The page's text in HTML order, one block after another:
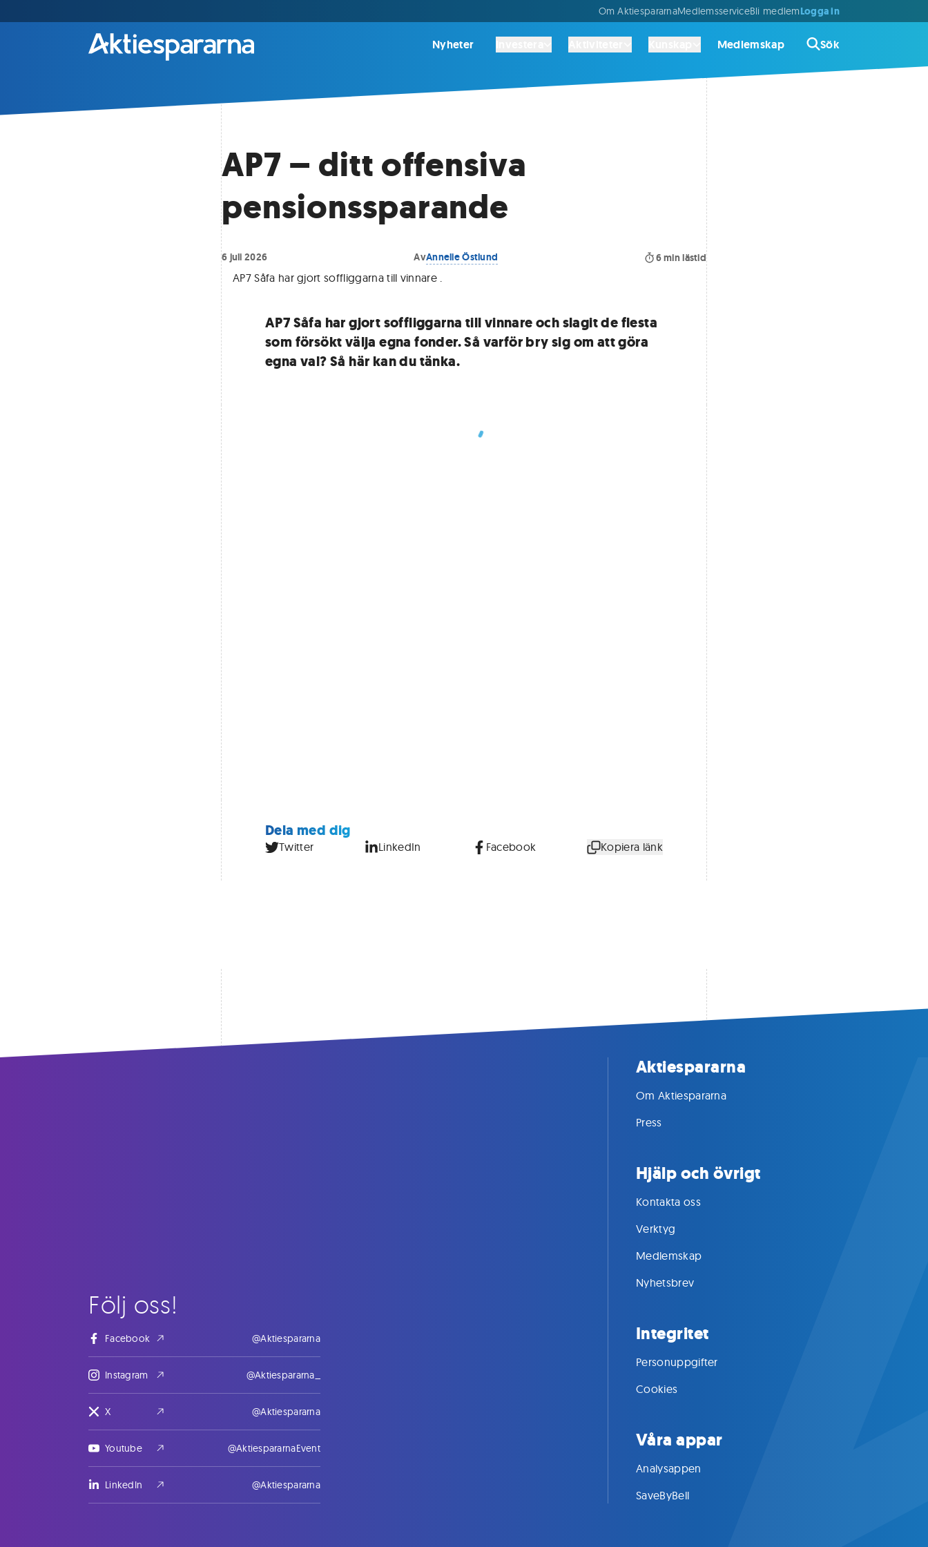
Om AktiespararnaMedlemsserviceBli medlemLogga in
Nyheter Medlemskap Sök
AP7 – ditt offensiva
pensionssparande
6 juli 2026 AvAnnelie Östlund 6min lästid
AP7 Såfa har gjort soffliggarna till vinnare .
AP7 Såfa har gjort soffliggarna till vinnare och slagit de flesta
som försökt välja egna fonder. Så varför bry sig om att göra
egna val? Så här kan du tänka.
Dela med dig
Twitter LinkedIn Facebook Kopiera länk
Följ oss!
Facebook @Aktiespararna
Instagram @Aktiespararna_
X @Aktiespararna
Youtube @AktiespararnaEvent
LinkedIn @Aktiespararna
Aktiespararna
Om Aktiespararna
Press
Hjälp och övrigt
Kontakta oss
Verktyg
Medlemskap
Nyhetsbrev
Integritet
Personuppgifter
Cookies
Våra appar
Analysappen
SaveByBell